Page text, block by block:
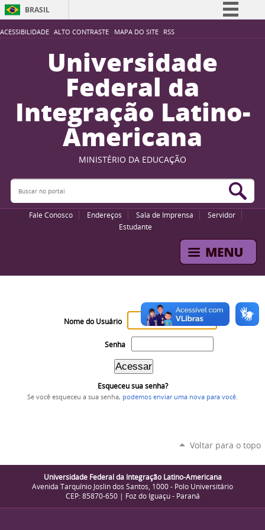
ACESSIBILIDADE ALTO CONTRASTE MAPA DO SITE RSS
BRASIL
Simplifique!
Participe
Acesso à informação
Legislação
Canais
Universidade
Federal da
Integração Latino-
Americana
MINISTÉRIO DA EDUCAÇÃO
Buscar no portal
Fale Conosco Endereços Sala de Imprensa
Servidor
Estudante
Nome do Usuário
Senha
Esqueceu sua senha?
Se você esqueceu a sua senha, podemos enviar uma nova para você.
Voltar para o topo
Universidade Federal da Integração Latino-Americana
Avenida Tarquínio Joslin dos Santos, 1000 - Polo Universitário
CEP: 85870-650 | Foz do Iguaçu - Paraná